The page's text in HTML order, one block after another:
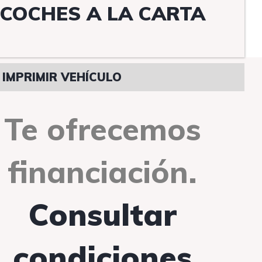
COCHES A LA CARTA
IMPRIMIR VEHÍCULO
Te ofrecemos
financiación.
Consultar